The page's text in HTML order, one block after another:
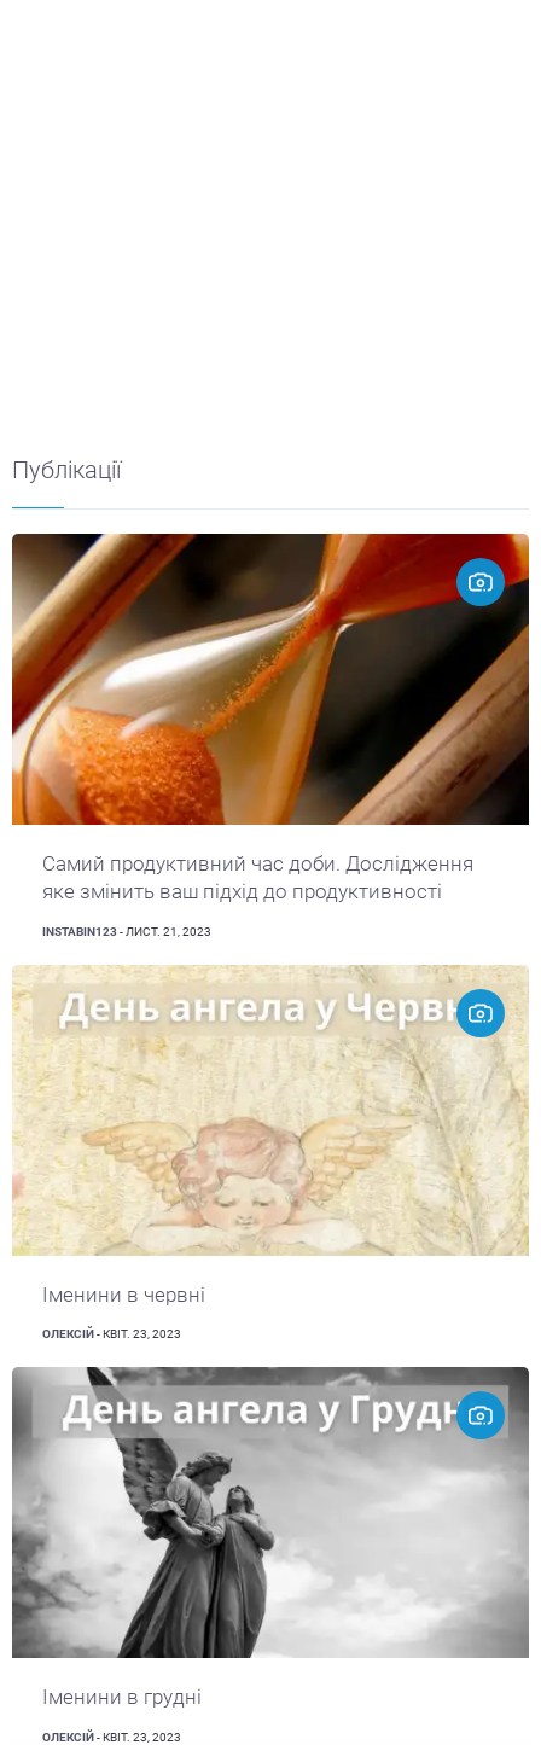
Публікації
Самий продуктивний час доби. Дослідження
яке змінить ваш підхід до продуктивності
INSTABIN123 - ЛИСТ. 21, 2023
Іменини в червні
ОЛЕКСІЙ - КВІТ. 23, 2023
Іменини в грудні
ОЛЕКСІЙ - КВІТ. 23, 2023